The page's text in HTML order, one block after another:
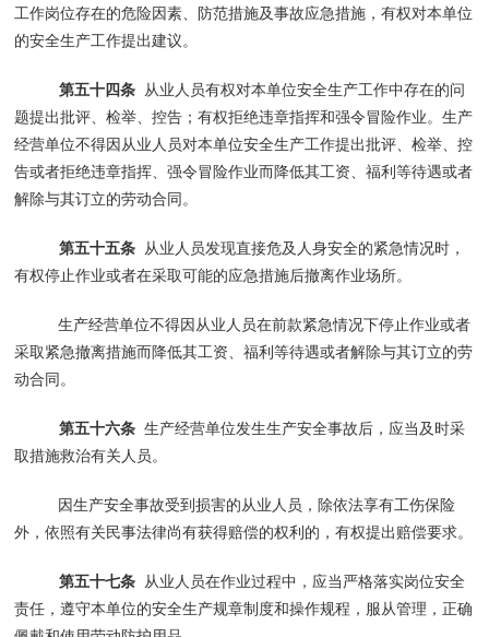
工作岗位存在的危险因素、防范措施及事故应急措施，有权对本单位
的安全生产工作提出建议。
第五十四条从业人员有权对本单位安全生产工作中存在的问
题提出批评、检举、控告；有权拒绝违章指挥和强令冒险作业。生产
经营单位不得因从业人员对本单位安全生产工作提出批评、检举、控
告或者拒绝违章指挥、强令冒险作业而降低其工资、福利等待遇或者
解除与其订立的劳动合同。
第五十五条从业人员发现直接危及人身安全的紧急情况时，
有权停止作业或者在采取可能的应急措施后撤离作业场所。
生产经营单位不得因从业人员在前款紧急情况下停止作业或者
采取紧急撤离措施而降低其工资、福利等待遇或者解除与其订立的劳
动合同。
第五十六条生产经营单位发生生产安全事故后，应当及时采
取措施救治有关人员。
因生产安全事故受到损害的从业人员，除依法享有工伤保险
外，依照有关民事法律尚有获得赔偿的权利的，有权提出赔偿要求。
第五十七条从业人员在作业过程中，应当严格落实岗位安全
责任，遵守本单位的安全生产规章制度和操作规程，服从管理，正确